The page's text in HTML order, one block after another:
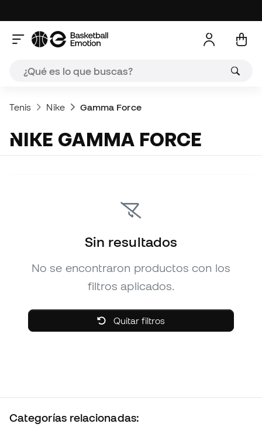
Tenis Nike Gamma Force
NIKE GAMMA FORCE
Sin resultados
No se encontraron productos con los
filtros aplicados.
Quitar filtros
Categorías relacionadas: